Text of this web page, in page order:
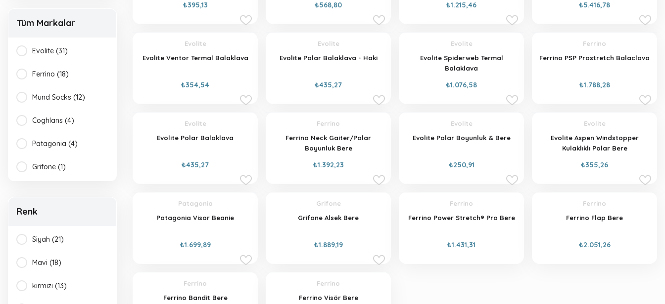
Tüm Markalar
Evolite (31)
Ferrino (18)
Mund Socks (12)
Coghlans (4)
Patagonia (4)
Grifone (1)
Renk
Siyah (21)
Mavi (18)
kırmızı (13)
₺395,13 ₺568,80 ₺1.215,46 ₺5.416,78
Evolite
Evolite Ventor Termal Balaklava
₺354,54
Evolite
Evolite Polar Balaklava - Haki
₺435,27
Evolite
Evolite Spiderweb Termal
Balaklava
₺1.076,58
Ferrino
Ferrino PSP Prostretch Balaclava
₺1.788,28
Evolite
Evolite Polar Balaklava
₺435,27
Ferrino
Ferrino Neck Gaiter/Polar
Boyunluk Bere
₺1.392,23
Evolite
Evolite Polar Boyunluk & Bere
₺250,91
Evolite
Evolite Aspen Windstopper
Kulaklıklı Polar Bere
₺355,26
Patagonia
Patagonia Visor Beanie
₺1.699,89
Grifone
Grifone Alsek Bere
₺1.889,19
Ferrino
Ferrino Power Stretch® Pro Bere
₺1.431,31
Ferrino
Ferrino Flap Bere
₺2.051,26
Ferrino
Ferrino Bandit Bere
Ferrino
Ferrino Visör Bere